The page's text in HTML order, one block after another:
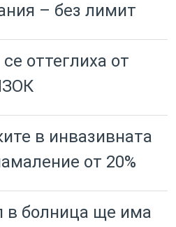
– без лимит
оттеглиха от
в инвазивната
от 20%
в болница ще има